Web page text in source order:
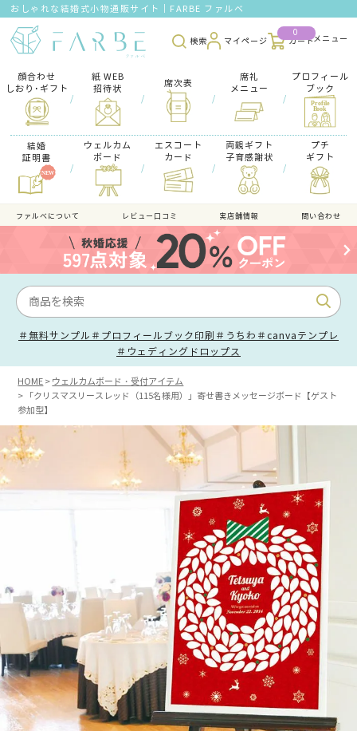
おしゃれな結婚式小物通販サイト｜FARBE ファルベ
検索 マイページ
0
カート
顔合わせ
しおり･ギフト
/
紙 WEB
招待状
/
席次表
/
席礼
メニュー
/
プロフィール
ブック
結婚
証明書
/
ウェルカム
ボード
/
エスコート
カード
/
両親ギフト
子育感謝状
/
プチ
ギフト
ファルべについて レビュー口コミ 実店舗情報 問い合わせ
＃無料サンプル ＃プロフィールブック印刷 ＃うちわ ＃canvaテンプレ
＃ウェディングドロップス
HOME
ウェルカムボード・受付アイテム
「クリスマスリースレッド（115名様用）」寄せ書きメッセージボード【ゲスト
参加型】